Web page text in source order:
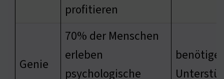
profitieren
Genie
70% der Menschen
erleben
psychologische